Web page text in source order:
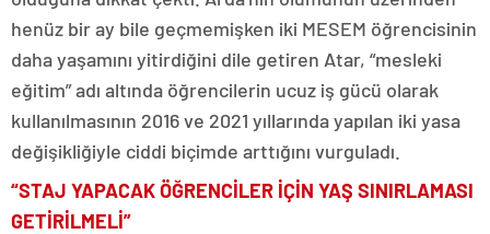
henüz bir ay bile geçmemişken iki MESEM öğrencisinin
daha yaşamını yitirdiğini dile getiren Atar, “mesleki
eğitim” adı altında öğrencilerin ucuz iş gücü olarak
kullanılmasının 2016 ve 2021 yıllarında yapılan iki yasa
değişikliğiyle ciddi biçimde arttığını vurguladı.
“STAJ YAPACAK ÖĞRENCİLER İÇİN YAŞ SINIRLAMASI
GETİRİLMELİ”